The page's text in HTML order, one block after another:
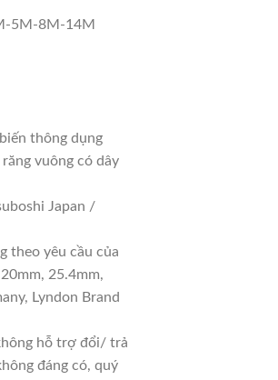
5M-8M-14M
thông dụng
vuông có dây
Japan /
theo yêu cầu của
25.4mm,
Lyndon Brand
hỗ trợ đổi/ trả
đáng có, quý